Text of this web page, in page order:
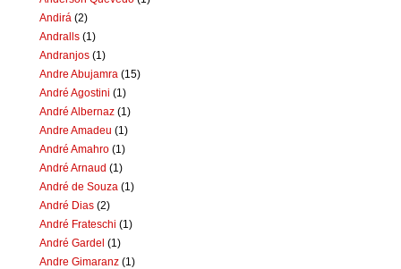
Andirá (2)
Andralls (1)
Andranjos (1)
Andre Abujamra (15)
André Agostini (1)
André Albernaz (1)
Andre Amadeu (1)
André Amahro (1)
André Arnaud (1)
André de Souza (1)
André Dias (2)
André Frateschi (1)
André Gardel (1)
Andre Gimaranz (1)